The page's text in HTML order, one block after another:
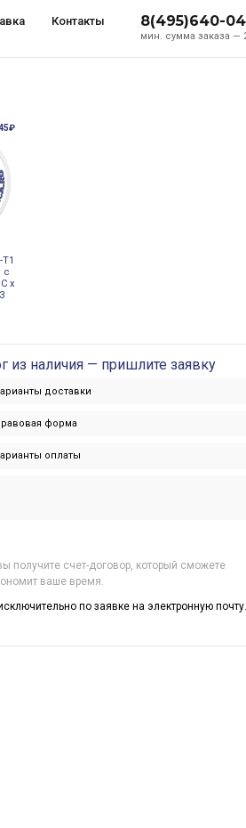
Контакты
мин. сумма заказа —
8(495)640-
T1
с
x
из наличия — пришлите заявку
получите счет-договор, который сможете
ваше время.
по заявке на электронную почту.